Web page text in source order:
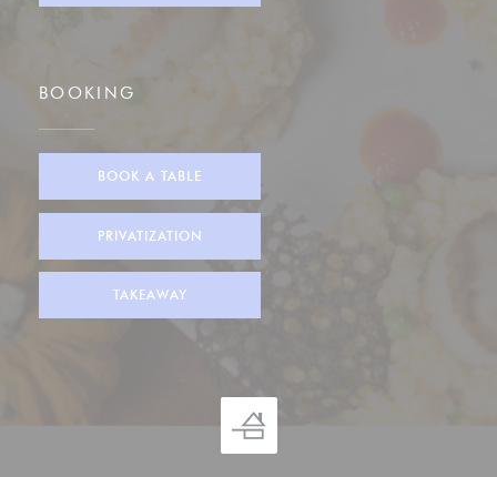
BOOKING
BOOK A TABLE
PRIVATIZATION
TAKEAWAY